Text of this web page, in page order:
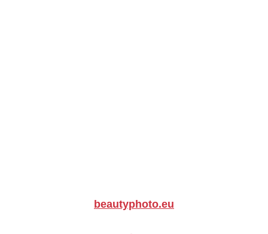
beautyphoto.eu